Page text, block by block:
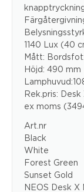
1140 Lux (40
Mått:
Höjd: 490 mm
Rek.pris:
ex moms
Art.nr
Black
White
Forest Green
Sunset Gold
NEOS Desk X